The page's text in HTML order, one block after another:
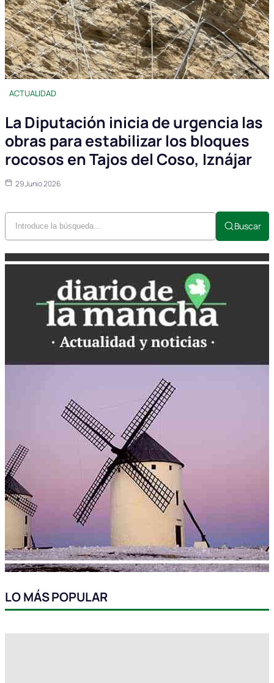
ACTUALIDAD
La Diputación inicia de urgencia las
obras para estabilizar los bloques
rocosos en Tajos del Coso, Iznájar
29 Junio 2026
Buscar
LO MÁS POPULAR